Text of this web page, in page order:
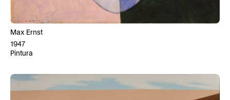
Max Ernst
1947
Pintura